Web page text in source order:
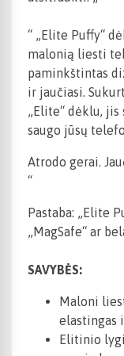
“ „Elite Puffy“
malonią liesti
paminkštintas
ir jaučiasi.
„Elite“ dėklu,
saugo jūsų
Atrodo gerai.
“
Pastaba: „Elite
„MagSafe“ ar
SAVYBĖS:
Maloni
elastingas
Elitinio